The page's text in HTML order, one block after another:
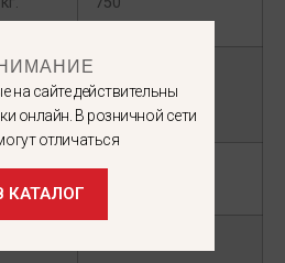
отсутствует
на сайте действительны
онлайн. В розничной сети
отличаться
КАТАЛОГ